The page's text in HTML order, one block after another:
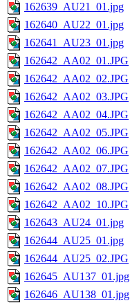
162639_AU21_01.jpg
162640_AU22_01.jpg
162641_AU23_01.jpg
162642_AA02_01.JPG
162642_AA02_02.JPG
162642_AA02_03.JPG
162642_AA02_04.JPG
162642_AA02_05.JPG
162642_AA02_06.JPG
162642_AA02_07.JPG
162642_AA02_08.JPG
162642_AA02_10.JPG
162643_AU24_01.jpg
162644_AU25_01.jpg
162644_AU25_02.JPG
162645_AU137_01.jpg
162646_AU138_01.jpg